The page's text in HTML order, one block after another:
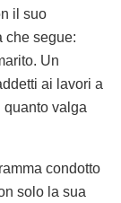
il suo
che segue:
Un
ai lavori a
quanto valga
condotto
solo la sua